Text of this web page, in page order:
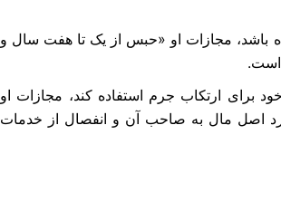
باشد، مجازات او «حبس از یک تا هفت سال و
است.
برای ارتکاب جرم استفاده کند، مجازات او
اصل مال به صاحب آن و انفصال از خدمات